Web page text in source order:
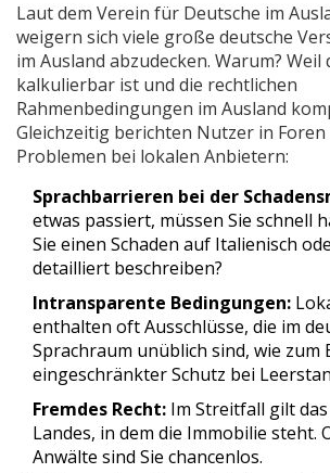
Laut dem Verein für Deutsche im
weigern sich viele große deutsche
im Ausland abzudecken. Warum? Weil
kalkulierbar ist und die rechtlichen
Rahmenbedingungen im Ausland
Gleichzeitig berichten Nutzer in
Problemen bei lokalen Anbietern:
Sprachbarrieren bei der
etwas passiert, müssen Sie schnell
Sie einen Schaden auf Italienisch
detailliert beschreiben?
Intransparente Bedingungen:
enthalten oft Ausschlüsse, die im
Sprachraum unüblich sind, wie zum
eingeschränkter Schutz bei
Fremdes Recht: Im Streitfall gilt das
Landes, in dem die Immobilie steht.
Anwälte sind Sie chancenlos.